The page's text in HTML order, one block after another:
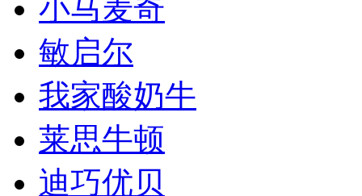
小马麦奇
敏启尔
我家酸奶牛
莱思牛顿
迪巧优贝